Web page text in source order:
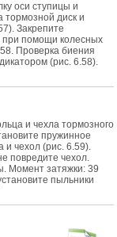
оси ступицы и
тормозной диск и
Закрепите
при помощи колесных
Проверка биения
(рис. 6.58).
и чехла тормозного
пружинное
и чехол (рис. 6.59).
повредите чехол.
Момент затяжки: 39
пыльники